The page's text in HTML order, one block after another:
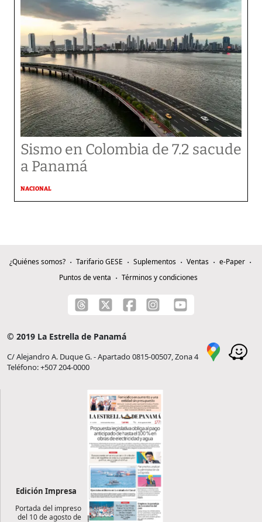
Sismo en Colombia de 7.2 sacude
a Panamá
NACIONAL
¿Quiénes somos? Tarifario GESE Suplementos Ventas
e-Paper
Puntos de venta
Términos y condiciones
© 2019 La Estrella de Panamá
C/ Alejandro A. Duque G. - Apartado 0815-00507, Zona 4
Teléfono: +507 204-0000
Edición Impresa
Portada del impreso
del 10 de agosto de